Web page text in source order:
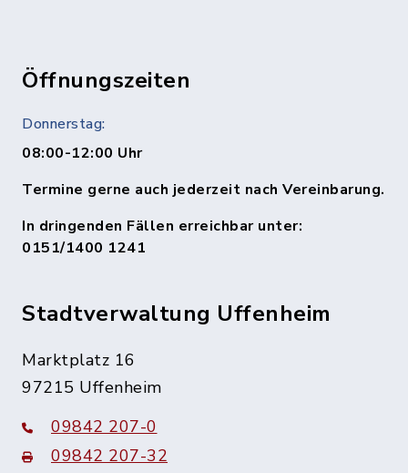
Öffnungszeiten
Donnerstag:
08:00-12:00 Uhr
Termine gerne auch jederzeit nach Vereinbarung.
In dringenden Fällen erreichbar unter:
0151/1400 1241
Stadtverwaltung Uffenheim
Marktplatz 16
97215 Uffenheim
09842 207-0
09842 207-32